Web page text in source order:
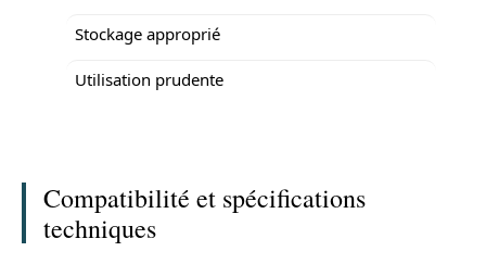
Stockage approprié
Utilisation prudente
Compatibilité et spécifications
techniques